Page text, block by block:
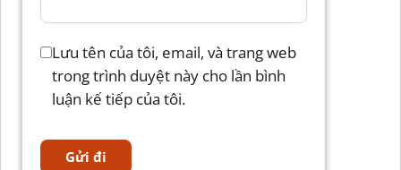
Lưu tên của tôi, email, và trang web
trong trình duyệt này cho lần bình
luận kế tiếp của tôi.